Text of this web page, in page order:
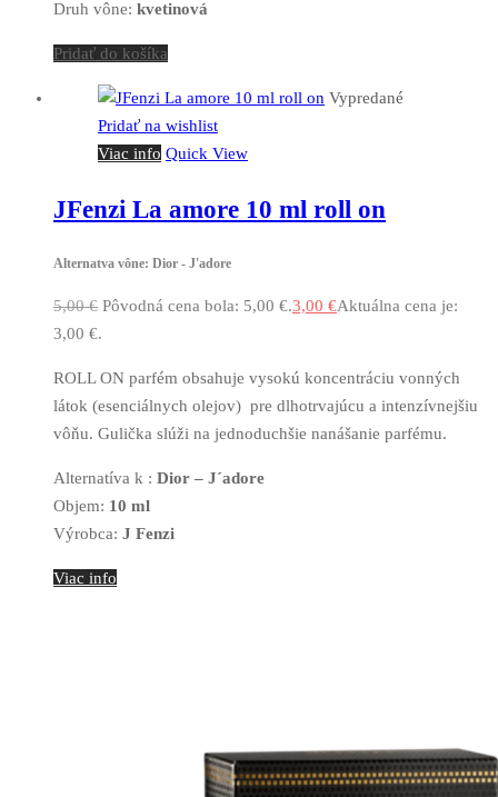
Druh vône: kvetinová
Pridať do košíka
Vypredané
Pridať na wishlist
Viac info Quick View
JFenzi La amore 10 ml roll on
Alternatva vône: Dior - J'adore
5,00€ Pôvodná cena bola: 5,00 €.3,00 €Aktuálna cena je:
3,00 €.
ROLL ON parfém obsahuje vysokú koncentráciu vonných
látok (esenciálnych olejov) pre dlhotrvajúcu a intenzívnejšiu
vôňu. Gulička slúži na jednoduchšie nanášanie parfému.
Alternatíva k : Dior – J´adore
Objem: 10 ml
Výrobca: J Fenzi
Viac info